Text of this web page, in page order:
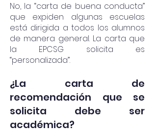
No, la “carta de buena conducta”
que expiden algunas escuelas
está dirigida a todos los alumnos
de manera general. La carta que
la EPCSG solicita es
“personalizada”.
¿La carta de
recomendación que se
solicita debe ser
académica?